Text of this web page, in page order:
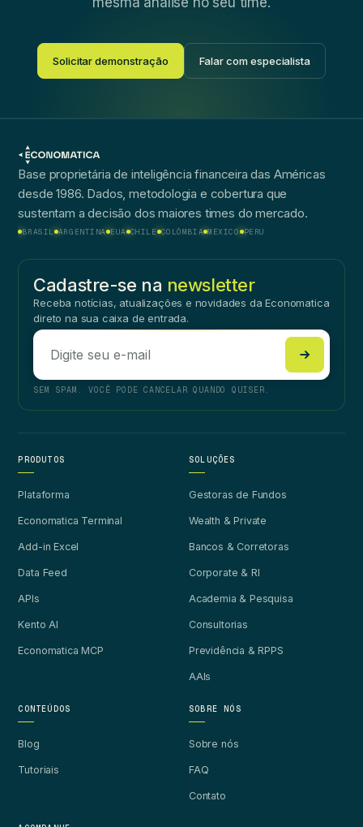
Solicitar demonstração Falar com especialista
Base proprietária de inteligência financeira das Américas
desde 1986. Dados, metodologia e cobertura que
sustentam a decisão dos maiores times do mercado.
BRASIL ARGENTINA EUA CHILE COLÔMBIA MÉXICO PERU
Cadastre-se na newsletter
Receba notícias, atualizações e novidades da Economatica
direto na sua caixa de entrada.
SEM SPAM. VOCÊ PODE CANCELAR QUANDO QUISER.
PRODUTOS
Plataforma
Economatica Terminal
Add-in Excel
Data Feed
APIs
Kento AI
Economatica MCP
SOLUÇÕES
Gestoras de Fundos
Wealth & Private
Bancos & Corretoras
Corporate & RI
Academia & Pesquisa
Consultorias
Previdência & RPPS
AAIs
CONTEÚDOS
Blog
Tutoriais
SOBRE NÓS
Sobre nós
FAQ
Contato